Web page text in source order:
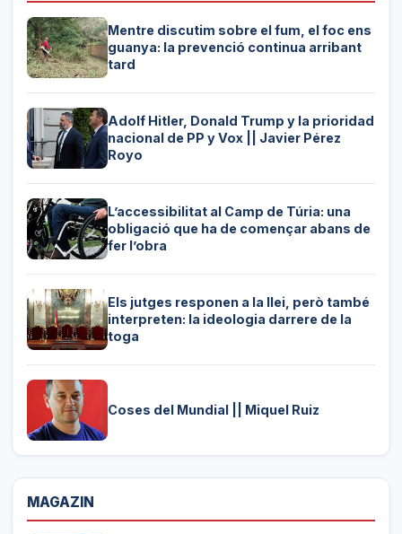
Mentre discutim sobre el fum, el foc ens
guanya: la prevenció continua arribant
tard
Adolf Hitler, Donald Trump y la prioridad
nacional de PP y Vox || Javier Pérez
Royo
L’accessibilitat al Camp de Túria: una
obligació que ha de començar abans de
fer l’obra
Els jutges responen a la llei, però també
interpreten: la ideologia darrere de la
toga
Coses del Mundial || Miquel Ruiz
MAGAZIN